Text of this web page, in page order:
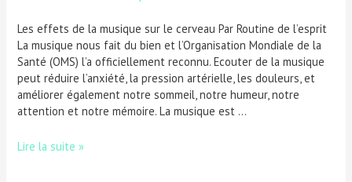
Les effets de la musique sur le cerveau Par Routine de l’esprit
La musique nous fait du bien et l’Organisation Mondiale de la
Santé (OMS) l’a officiellement reconnu. Ecouter de la musique
peut réduire l’anxiété, la pression artérielle, les douleurs, et
améliorer également notre sommeil, notre humeur, notre
attention et notre mémoire. La musique est …
Lire la suite »